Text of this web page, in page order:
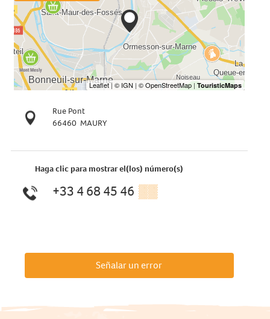
Rue Pont
66460 MAURY
Haga clic para mostrar el(los) número(s)
+33 4 68 45 46 ▒▒
Señalar un error